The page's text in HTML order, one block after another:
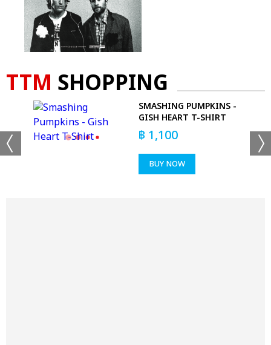
TTM SHOPPING
SMASHING PUMPKINS -
GISH HEART T-SHIRT
฿ 1,100
BUY NOW